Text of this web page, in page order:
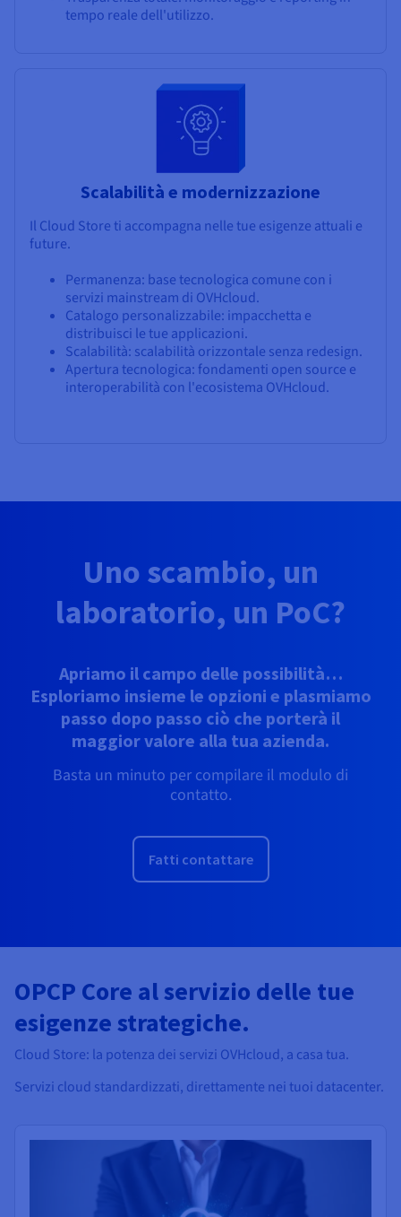
tempo reale dell'utilizzo.
Scalabilità e modernizzazione
Il Cloud Store ti accompagna nelle tue esigenze attuali e
future.
Permanenza: base tecnologica comune con i
servizi mainstream di OVHcloud.
Catalogo personalizzabile: impacchetta e
distribuisci le tue applicazioni.
Scalabilità: scalabilità orizzontale senza redesign.
Apertura tecnologica: fondamenti open source e
interoperabilità con l'ecosistema OVHcloud.
Uno scambio, un
laboratorio, un PoC?
Apriamo il campo delle possibilità…
Esploriamo insieme le opzioni e plasmiamo
passo dopo passo ciò che porterà il
maggior valore alla tua azienda.
Basta un minuto per compilare il modulo di
contatto.
Fatti contattare
OPCP Core al servizio delle tue
esigenze strategiche.
Cloud Store: la potenza dei servizi OVHcloud, a casa tua.
Servizi cloud standardizzati, direttamente nei tuoi datacenter.